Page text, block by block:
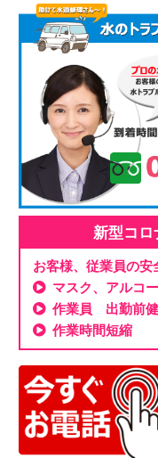
新型コロ
お客様、従業員の安
マスク、アルコ
作業員 出勤前健
作業時間短縮